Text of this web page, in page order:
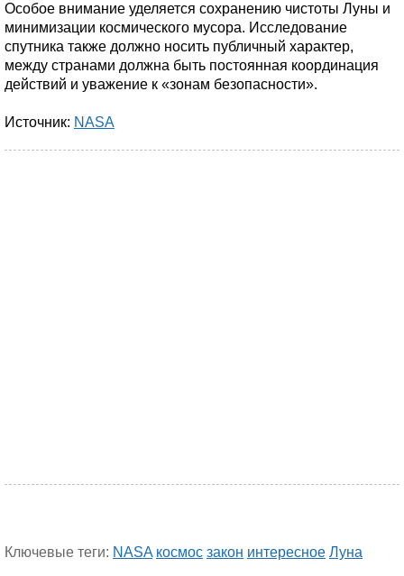
Особое внимание уделяется сохранению чистоты Луны и
минимизации космического мусора. Исследование
спутника также должно носить публичный характер,
между странами должна быть постоянная координация
действий и уважение к «зонам безопасности».
Источник: NASA
Ключевые теги: NASA космос закон интересное Луна